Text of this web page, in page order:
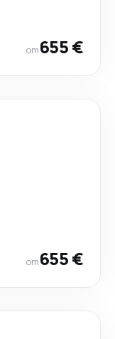
от655 €
от655 €